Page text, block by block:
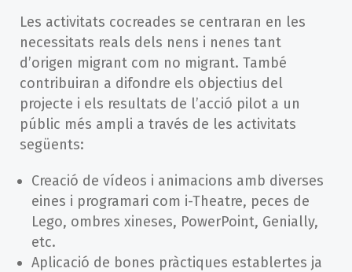
Les activitats cocreades se centraran en les
necessitats reals dels nens i nenes tant
d’origen migrant com no migrant. També
contribuiran a difondre els objectius del
projecte i els resultats de l’acció pilot a un
públic més ampli a través de les activitats
següents:
Creació de vídeos i animacions amb diverses
eines i programari com i-Theatre, peces de
Lego, ombres xineses, PowerPoint, Genially,
etc.
Aplicació de bones pràctiques establertes ja